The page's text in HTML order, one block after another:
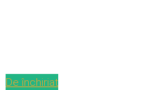
De închiriat